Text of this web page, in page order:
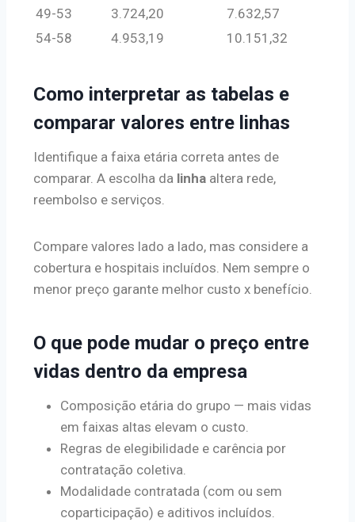
49-53
3.724,20
7.632,57
54-58
4.953,19 10.151,32
Como interpretar as tabelas e
comparar valores entre linhas
Identifique a faixa etária correta antes de
comparar. A escolha da linha altera rede,
reembolso e serviços.
Compare valores lado a lado, mas considere a
cobertura e hospitais incluídos. Nem sempre o
menor preço garante melhor custo x benefício.
O que pode mudar o preço entre
vidas dentro da empresa
Composição etária do grupo — mais vidas
em faixas altas elevam o custo.
Regras de elegibilidade e carência por
contratação coletiva.
Modalidade contratada (com ou sem
coparticipação) e aditivos incluídos.